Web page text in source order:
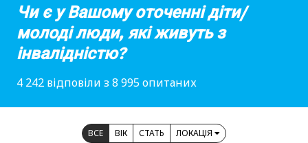
Чи є у Вашому оточенні діти/
молоді люди, які живуть з
інвалідністю?
4 242 відповіли з 8 995 опитаних
ВСЕ ВІК СТАТЬ ЛОКАЦІЯ